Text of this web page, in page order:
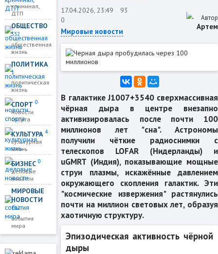
криминал,
ДТП
ОБЩЕСТВО
332
общественная
жизнь
ПОЛИТИКА
1
политическая
жизнь
СПОРТ0
новости
спорта
КУЛЬТУРА4
культурная
жизнь
БИЗНЕС0
деловые
новости
МИРОВЫЕ
НОВОСТИ
112
события
мира
17.04.2026, 23:49
93
0
Мировые новости
Автор
Артем
В галактике J1007+3540 сверхмассивная
чёрная дыра в центре внезапно
активизировалась после почти 100
миллионов лет "сна". Астрономы
получили чёткие радиоснимки с
телескопов LOFAR (Нидерланды) и
uGMRT (Индия), показывающие мощные
струи плазмы, искажённые давлением
окружающего скопления галактик. Эти
"космические извержения" растянулись
почти на миллион световых лет, образуя
хаотичную структуру.
Эпизодическая активность чёрной
дыры